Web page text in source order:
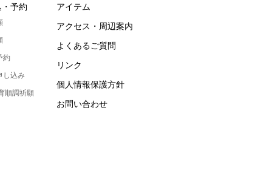
予約
約
し込み
順調祈願
アイテム
アクセス・周辺案内
よくあるご質問
リンク
個人情報保護方針
お問い合わせ